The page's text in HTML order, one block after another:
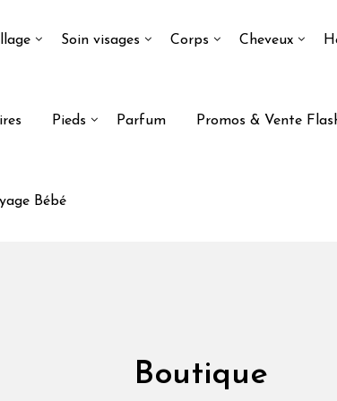
Soin visages Corps Cheveux
Pieds Parfum Promos & Vente
Bébé
Boutique